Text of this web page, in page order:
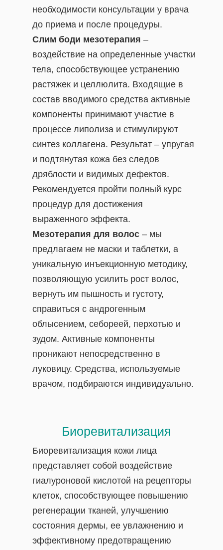
необходимости консультации у врача
до приема и после процедуры.
Слим боди мезотерапия –
воздействие на определенные участки
тела, способствующее устранению
растяжек и целлюлита. Входящие в
состав вводимого средства активные
компоненты принимают участие в
процессе липолиза и стимулируют
синтез коллагена. Результат – упругая
и подтянутая кожа без следов
дряблости и видимых дефектов.
Рекомендуется пройти полный курс
процедур для достижения
выраженного эффекта.
Мезотерапия для волос – мы
предлагаем не маски и таблетки, а
уникальную инъекционную методику,
позволяющую усилить рост волос,
вернуть им пышность и густоту,
справиться с андрогенным
облысением, себореей, перхотью и
зудом. Активные компоненты
проникают непосредственно в
луковицу. Средства, используемые
врачом, подбираются индивидуально.
Биоревитализация
Биоревитализация кожи лица
представляет собой воздействие
гиалуроновой кислотой на рецепторы
клеток, способствующее повышению
регенерации тканей, улучшению
состояния дермы, ее увлажнению и
эффективному предотвращению